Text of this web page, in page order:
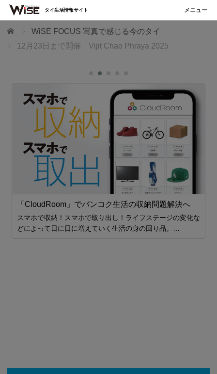
ホーム
WiSE FOCUS 写真で感じる今のタイ
12月23日まで開催 Vijit Chao Phraya 2025
「CloudRoom」でバンコク生活の収納問題解決へ
スマホで収納！スマホで取り出し！ライフステージの変化な
どによって日に日に増えていく生活の身の回り品。…
タイ生活情報サイト